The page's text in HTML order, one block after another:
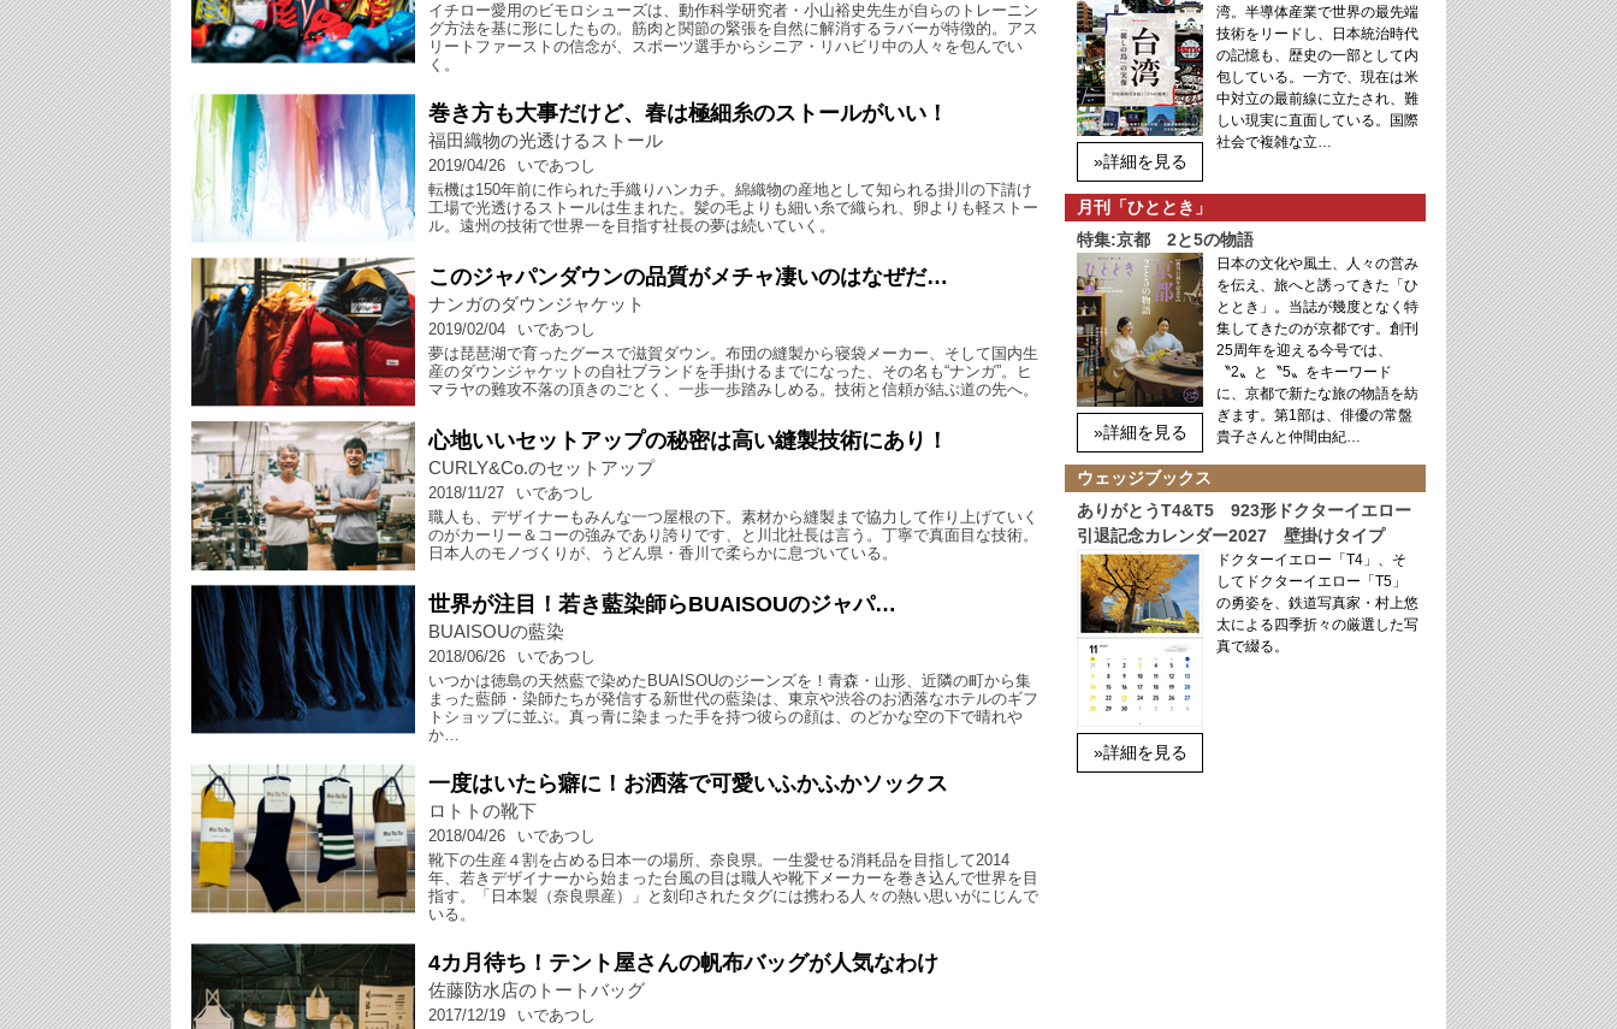
イチロー愛用のビモロシューズは、動作科学研究者・小山裕史先生が自らのトレーニン
グ方法を基に形にしたもの。筋肉と関節の緊張を自然に解消するラバーが特徴的。アス
リートファーストの信念が、スポーツ選手からシニア・リハビリ中の人々を包んでい
く。
巻き方も大事だけど、春は極細糸のストールがいい！
福田織物の光透けるストール
2019/04/26
いであつし
転機は150年前に作られた手織りハンカチ。綿織物の産地として知られる掛川の下請け
工場で光透けるストールは生まれた。髪の毛よりも細い糸で織られ、卵よりも軽ストー
ル。遠州の技術で世界一を目指す社長の夢は続いていく。
このジャパンダウンの品質がメチャ凄いのはなぜだ…
ナンガのダウンジャケット
2019/02/04
いであつし
夢は琵琶湖で育ったグースで滋賀ダウン。布団の縫製から寝袋メーカー、そして国内生
産のダウンジャケットの自社ブランドを手掛けるまでになった、その名も“ナンガ”。ヒ
マラヤの難攻不落の頂きのごとく、一歩一歩踏みしめる。技術と信頼が結ぶ道の先へ。
心地いいセットアップの秘密は高い縫製技術にあり！
CURLY&Co.のセットアップ
2018/11/27
いであつし
職人も、デザイナーもみんな一つ屋根の下。素材から縫製まで協力して作り上げていく
のがカーリー＆コーの強みであり誇りです、と川北社長は言う。丁寧で真面目な技術。
日本人のモノづくりが、うどん県・香川で柔らかに息づいている。
世界が注目！若き藍染師らBUAISOUのジャパ…
BUAISOUの藍染
2018/06/26
いであつし
いつかは徳島の天然藍で染めたBUAISOUのジーンズを！青森・山形、近隣の町から集
まった藍師・染師たちが発信する新世代の藍染は、東京や渋谷のお洒落なホテルのギフ
トショップに並ぶ。真っ青に染まった手を持つ彼らの顔は、のどかな空の下で晴れや
か…
一度はいたら癖に！お洒落で可愛いふかふかソックス
ロトトの靴下
2018/04/26
いであつし
靴下の生産４割を占める日本一の場所、奈良県。一生愛せる消耗品を目指して2014
年、若きデザイナーから始まった台風の目は職人や靴下メーカーを巻き込んで世界を目
指す。「日本製（奈良県産）」と刻印されたタグには携わる人々の熱い思いがにじんで
いる。
4カ月待ち！テント屋さんの帆布バッグが人気なわけ
佐藤防水店のトートバッグ
2017/12/19
いであつし
»詳細を見る
湾。半導体産業で世界の最先端
技術をリードし、日本統治時代
の記憶も、歴史の一部として内
包している。一方で、現在は米
中対立の最前線に立たされ、難
しい現実に直面している。国際
社会で複雑な立…
月刊「ひととき」
特集:京都 2と5の物語
»詳細を見る
日本の文化や風土、人々の営み
を伝え、旅へと誘ってきた「ひ
ととき」。当誌が幾度となく特
集してきたのが京都です。創刊
25周年を迎える今号では、
〝2〟と〝5〟をキーワード
に、京都で新たな旅の物語を紡
ぎます。第1部は、俳優の常盤
貴子さんと仲間由紀…
ウェッジブックス
ありがとうT4&T5 923形ドクターイエロー
引退記念カレンダー2027 壁掛けタイプ
»詳細を見る
ドクターイエロー「T4」、そ
してドクターイエロー「T5」
の勇姿を、鉄道写真家・村上悠
太による四季折々の厳選した写
真で綴る。